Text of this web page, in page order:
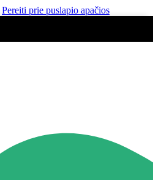
Pereiti prie puslapio apačios